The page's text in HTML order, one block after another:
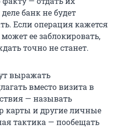
банк не будет
Если операция кажется
ее заблокировать,
точно не станет.
выражать
вместо визита в
— называть
карты и другие личные
тактика — пообещать